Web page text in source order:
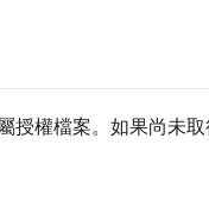
授權檔案。如果尚未